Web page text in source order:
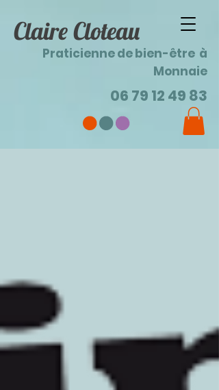
Claire Cloteau
Praticienne de bien-être à
Monnaie
06 79 12 49 83